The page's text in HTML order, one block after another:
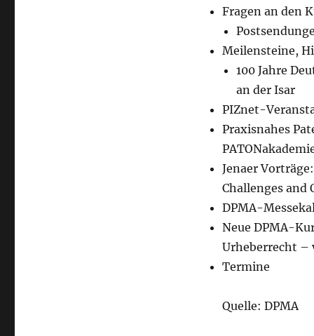
Fragen an den
Meilensteine,
100 Jahre
an der Isar
PIZnet-
Praxisnahes
Jenaer
Challenges and
DPMA-
Neue DPMA-
Urheberrecht –
Termine
Quelle: DPMA